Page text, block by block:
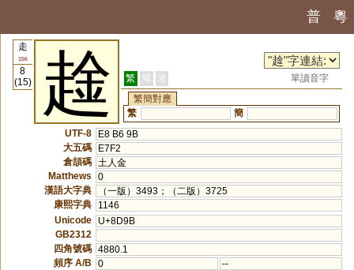
粵
普
走
156
8
(15)
趛 繁 簡 港
單讀音字
繁簡對應
繁
簡
UTF-8
E8 B6 9B
大五碼
E7F2
倉頡碼
土人金
Matthews
0
漢語大字典
（一版）3493；（二版）3725
康熙字典
1146
Unicode
U+8D9B
GB2312
四角號碼 4880.1
頻序 A/B
0
--